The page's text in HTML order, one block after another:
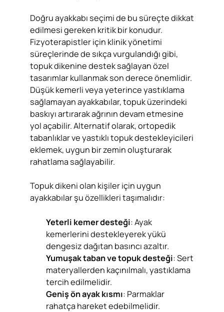
Doğru ayakkabı seçimi de bu süreçte dikkat
edilmesi gereken kritik bir konudur.
Fizyoterapistler için klinik yönetimi
süreçlerinde de sıkça vurgulandığı gibi,
topuk dikenine destek sağlayan özel
tasarımlar kullanmak son derece önemlidir.
Düşük kemerli veya yeterince yastıklama
sağlamayan ayakkabılar, topuk üzerindeki
baskıyı artırarak ağrının devam etmesine
yol açabilir. Alternatif olarak, ortopedik
tabanlıklar ve yastıklı topuk destekleyicileri
eklemek, uygun bir zemin oluşturarak
rahatlama sağlayabilir.
Topuk dikeni olan kişiler için uygun
ayakkabılar şu özellikleri taşımalıdır:
Yeterli kemer desteği: Ayak
kemerlerini destekleyerek yükü
dengesiz dağıtan basıncı azaltır.
Yumuşak taban ve topuk desteği: Sert
materyallerden kaçınılmalı, yastıklama
tercih edilmelidir.
Geniş ön ayak kısmı: Parmaklar
rahatça hareket edebilmelidir.